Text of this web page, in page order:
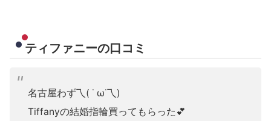
ティファニーの口コミ
名古屋わず乁( ˙ ω˙乁)
Tiffanyの結婚指輪買ってもらった💕